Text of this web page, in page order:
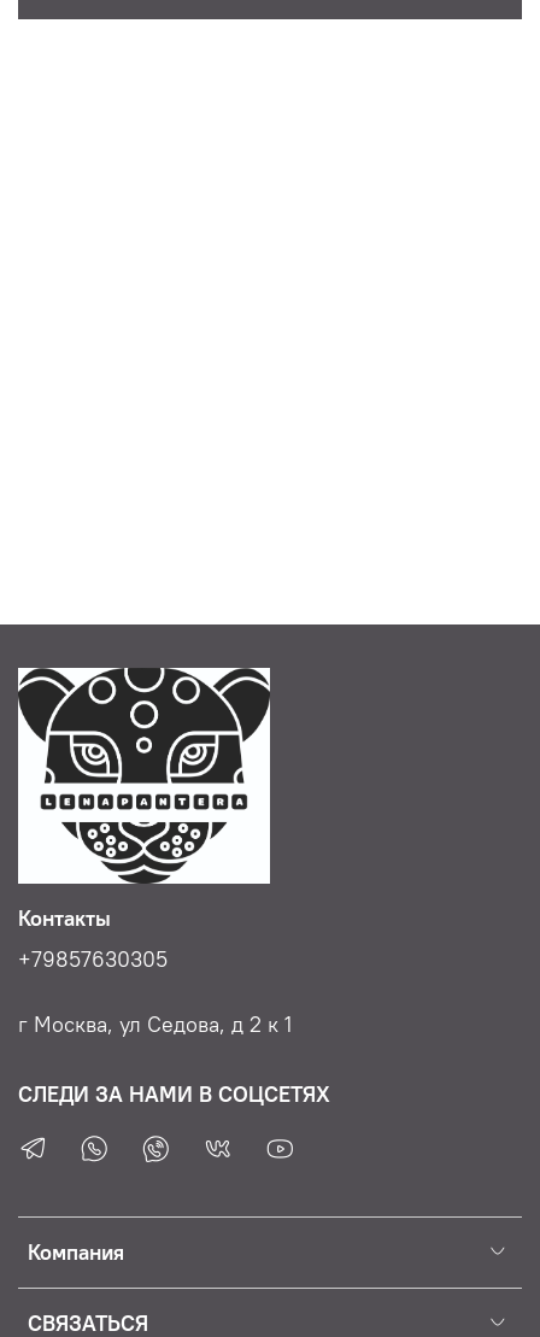
Компания
СВЯЗАТЬСЯ
Контакты
+79857630305
г Москва, ул Седова, д 2 к 1
СЛЕДИ ЗА НАМИ В СОЦСЕТЯХ